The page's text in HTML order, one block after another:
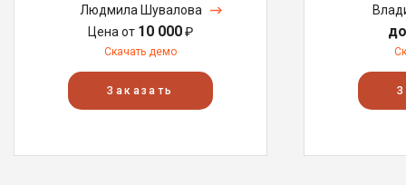
Людмила Шувалова
Цена от 10 000₽
Скачать демо
Заказать